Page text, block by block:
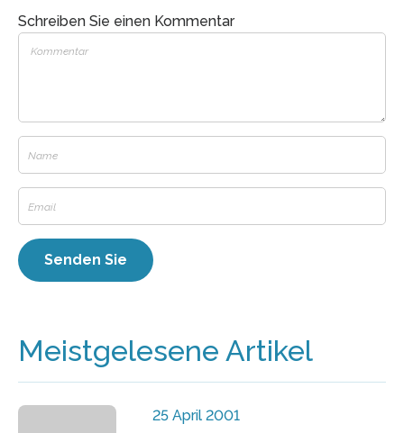
Schreiben Sie einen Kommentar
Meistgelesene Artikel
25 April 2001